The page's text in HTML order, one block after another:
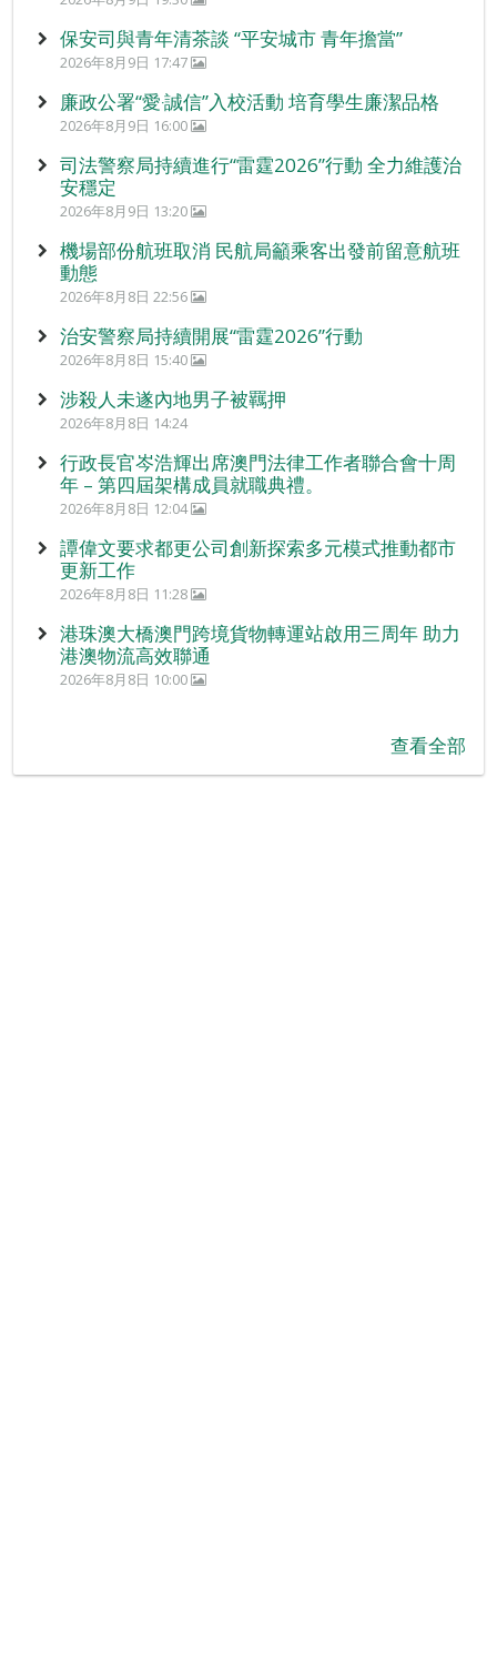
保安司與青年清茶談 “平安城市 青年擔當”
2026年8月9日 17:47
廉政公署“愛‧誠信”入校活動 培育學生廉潔品格
2026年8月9日 16:00
司法警察局持續進行“雷霆2026”行動 全力維護治
安穩定
2026年8月9日 13:20
機場部份航班取消 民航局籲乘客出發前留意航班
動態
2026年8月8日 22:56
治安警察局持續開展“雷霆2026”行動
2026年8月8日 15:40
涉殺人未遂內地男子被羈押
2026年8月8日 14:24
行政長官岑浩輝出席澳門法律工作者聯合會十周
年 – 第四屆架構成員就職典禮。
2026年8月8日 12:04
譚偉文要求都更公司創新探索多元模式推動都市
更新工作
2026年8月8日 11:28
港珠澳大橋澳門跨境貨物轉運站啟用三周年 助力
港澳物流高效聯通
2026年8月8日 10:00
查看全部